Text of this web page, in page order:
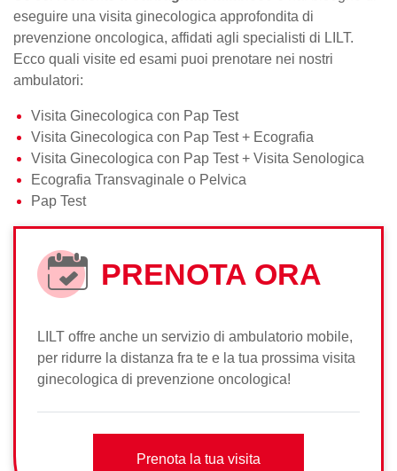
eseguire una visita ginecologica approfondita di
prevenzione oncologica, affidati agli specialisti di LILT.
Ecco quali visite ed esami puoi prenotare nei nostri
ambulatori:
Visita Ginecologica con Pap Test
Visita Ginecologica con Pap Test + Ecografia
Visita Ginecologica con Pap Test + Visita Senologica
Ecografia Transvaginale o Pelvica
Pap Test
PRENOTA ORA
LILT offre anche un servizio di ambulatorio mobile,
per ridurre la distanza fra te e la tua prossima visita
ginecologica di prevenzione oncologica!
Prenota la tua visita